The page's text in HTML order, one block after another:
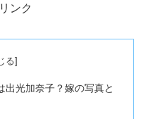
ンク
出光加奈子？嫁の写真と